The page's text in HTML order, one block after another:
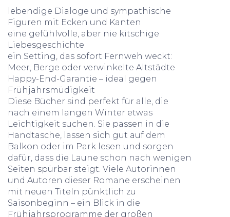
lebendige Dialoge und sympathische
Figuren mit Ecken und Kanten
eine gefühlvolle, aber nie kitschige
Liebesgeschichte
ein Setting, das sofort Fernweh weckt:
Meer, Berge oder verwinkelte Altstädte
Happy-End-Garantie – ideal gegen
Frühjahrsmüdigkeit
Diese Bücher sind perfekt für alle, die
nach einem langen Winter etwas
Leichtigkeit suchen. Sie passen in die
Handtasche, lassen sich gut auf dem
Balkon oder im Park lesen und sorgen
dafür, dass die Laune schon nach wenigen
Seiten spürbar steigt. Viele Autorinnen
und Autoren dieser Romane erscheinen
mit neuen Titeln pünktlich zu
Saisonbeginn – ein Blick in die
Frühjahrsprogramme der großen